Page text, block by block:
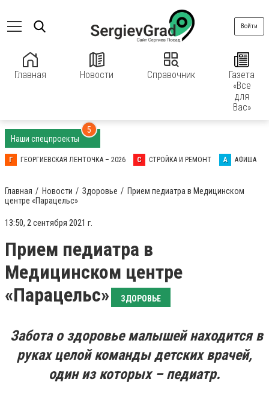
Главная Новости Справочник
Газета
«Все
для
Вас»
Войти
Наши спецпроекты
5
Г ГЕОРГИЕВСКАЯ ЛЕНТОЧКА – 2026 С СТРОЙКА И РЕМОНТ А АФИША
Главная Новости Здоровье
Прием педиатра в Медицинском
центре «Парацельс»
13:50, 2 сентября 2021 г.
Прием педиатра в
Медицинском центре
«Парацельс»
ЗДОРОВЬЕ
Забота о здоровье малышей находится в
руках целой команды детских врачей,
один из которых – педиатр.